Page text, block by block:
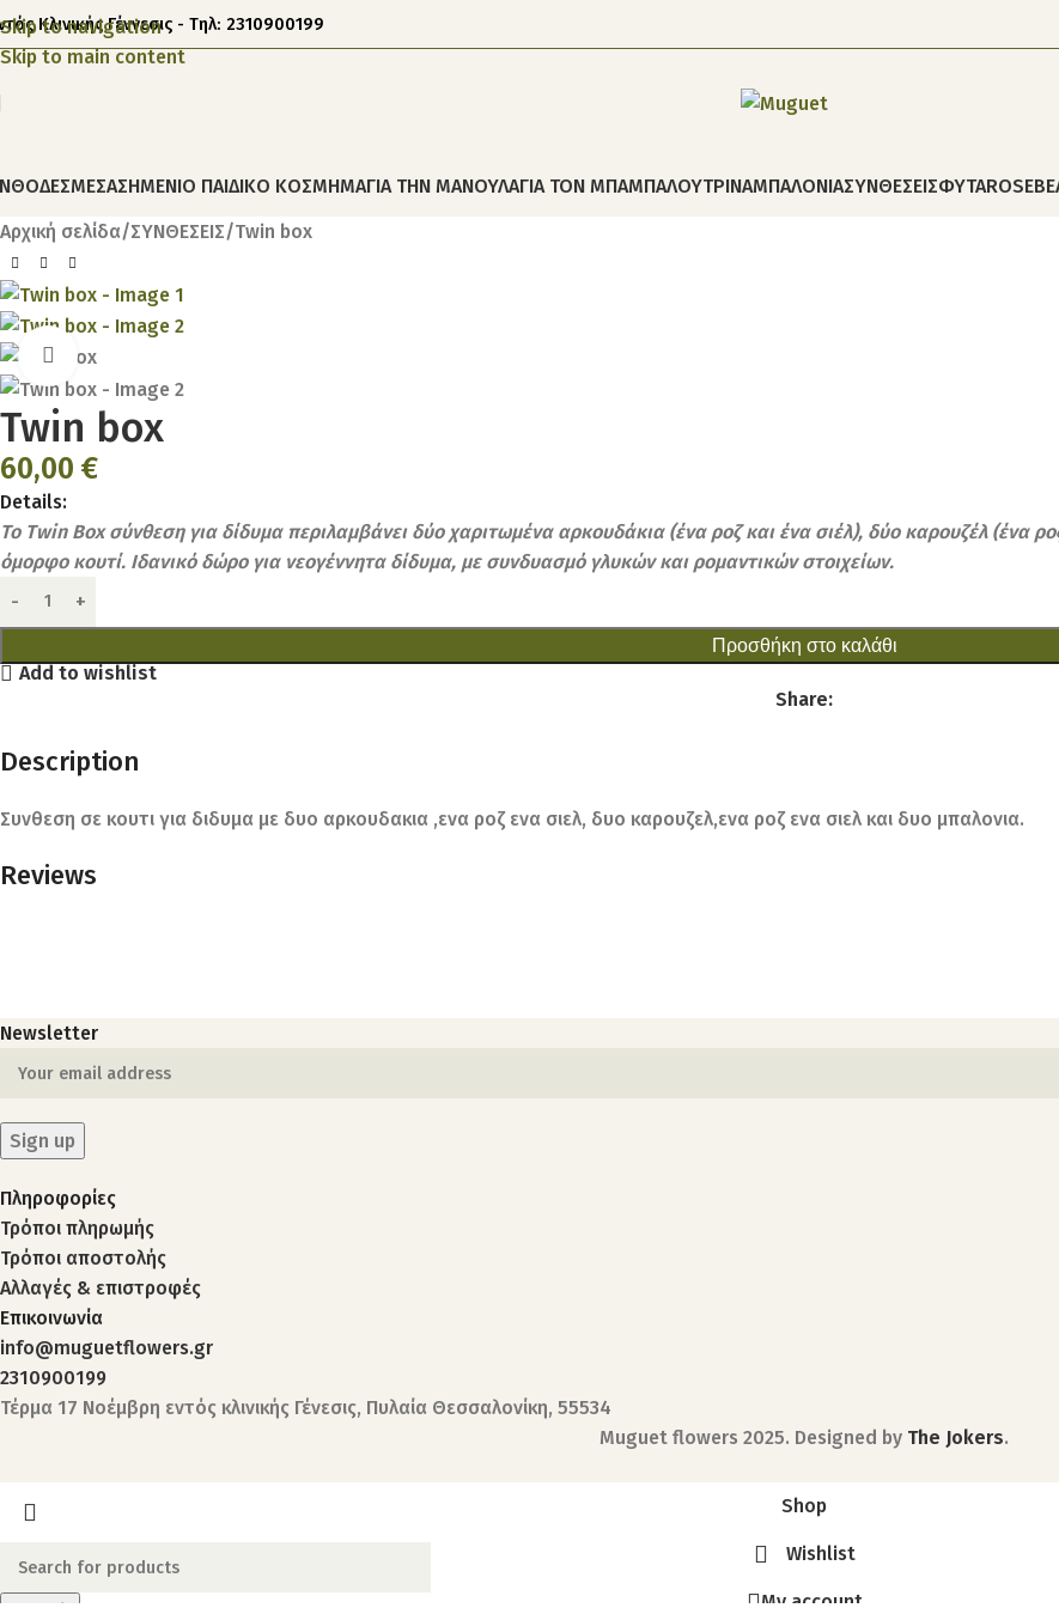
Skip to navigation
Skip to main content
Κλινικής Γέννεσις - Τηλ: 2310900199
ΑΣΗΜΕΝΙΟ ΠΑΙΔΙΚΟ ΚΟΣΜΗΜΑΓΙΑ ΤΗΝ ΜΑΝΟΥΛΑΓΙΑ ΤΟΝ ΜΠΑΜΠΑΛΟΥΤΡΙΝΑΜΠΑΛΟΝΙΑΣΥΝΘΕΣΕΙΣΦΥΤΑ
Αρχική σελίδα ΣΥΝΘΕΣΕΙΣ Twin box
Click to enlarge
Twin box
60,00 €
Details:
Το Twin Box σύνθεση για δίδυμα περιλαμβάνει δύο χαριτωμένα αρκουδάκια (ένα ροζ και ένα σιέλ), δύο καρουζέλ (ένα
όμορφο κουτί. Ιδανικό δώρο για νεογέννητα δίδυμα, με συνδυασμό γλυκών και ρομαντικών στοιχείων.
Προσθήκη στο καλάθι
Add to wishlist
Share:
Description
Συνθεση σε κουτι για διδυμα με δυο αρκουδακια ,ενα ροζ ενα σιελ, δυο καρουζελ,ενα ροζ ενα σιελ και δυο μπαλονια.
Reviews
Newsletter
Πληροφορίες
Τρόποι πληρωμής
Τρόποι αποστολής
Αλλαγές & επιστροφές
Επικοινωνία
info@muguetflowers.gr
2310900199
Τέρμα 17 Νοέμβρη εντός κλινικής Γένεσις, Πυλαία Θεσσαλονίκη, 55534
Muguet flowers 2025. Designed by The Jokers.
Shop
Wishlist
My account